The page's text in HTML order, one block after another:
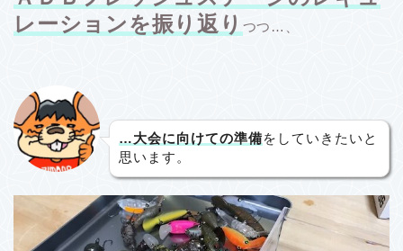
レーションを振り返り つつ…、
…大会に向けての準備をしていきたいと
思います。